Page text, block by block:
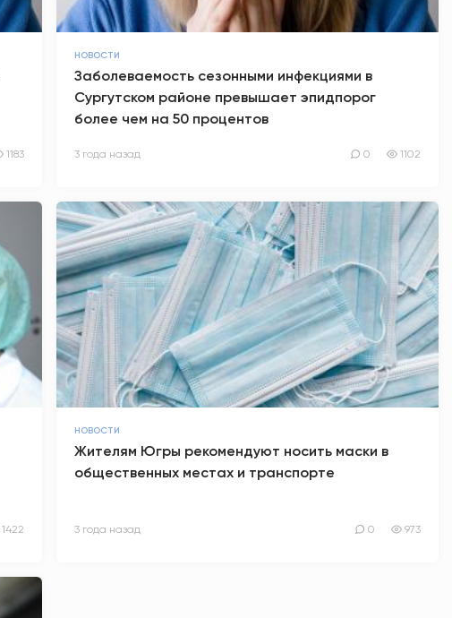
1183
НОВОСТИ
Заболеваемость сезонными инфекциями в
Сургутском районе превышает эпидпорог
более чем на 50 процентов
3 года назад 0 1102
1422
НОВОСТИ
Жителям Югры рекомендуют носить маски в
общественных местах и транспорте
3 года назад 0 973